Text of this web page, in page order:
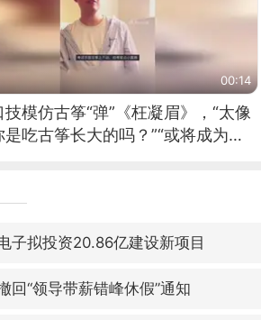
00:14
模仿古筝“弹”《枉凝眉》，“太像
是吃古筝长大的吗？”“或将成为首
子拟投资20.86亿建设新项目
回“领导带薪错峰休假”通知